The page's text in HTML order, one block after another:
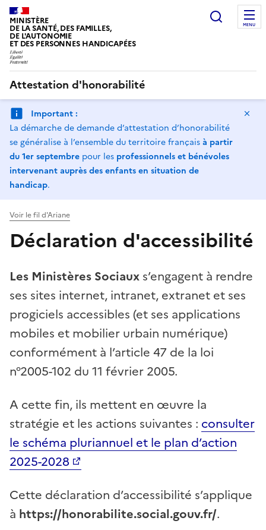
MINISTÈRE
DE LA SANTÉ, DES FAMILLES,
DE L'AUTONOMIE
ET DES PERSONNES HANDICAPÉES
MENU
Attestation d'honorabilité
Important :
La démarche de demande d’attestation d’honorabilité
se généralise à l’ensemble du territoire françaisà partir
du 1er septembre pour les professionnels et bénévoles
intervenant auprès des enfants en situation de
handicap.
Voir le fil d'Ariane
Déclaration d'accessibilité
Les Ministères Sociaux s’engagent à rendre
ses sites internet, intranet, extranet et ses
progiciels accessibles (et ses applications
mobiles et mobilier urbain numérique)
conformément à l’article 47 de la loi
n°2005-102 du 11 février 2005.
A cette fin, ils mettent en œuvre la
stratégie et les actions suivantes : consulter
le schéma pluriannuel et le plan d’action
2025-2028
Cette déclaration d’accessibilité s’applique
à https://honorabilite.social.gouv.fr/.
Panneau de gestion des cookies